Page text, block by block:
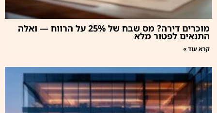
מוכרים דירה? מס שבח של 25% על הרווח — ואלה
התנאים לפטור מלא
קרא עוד »